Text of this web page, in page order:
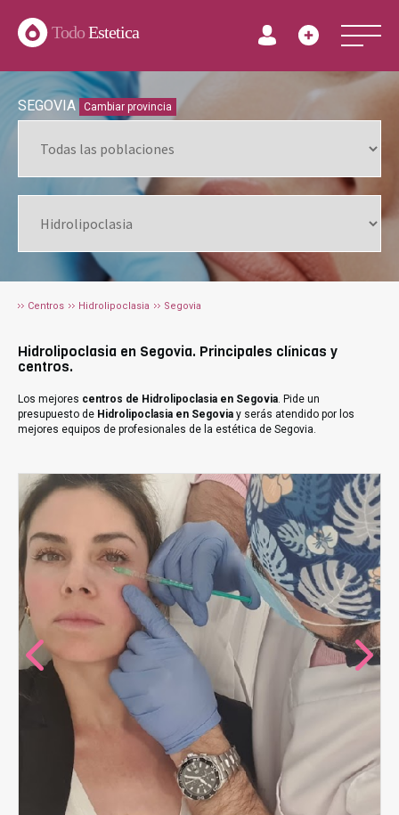
TodoEstetica
SEGOVIA Cambiar provincia
Centros Hidrolipoclasia Segovia
Hidrolipoclasia en Segovia. Principales clínicas y
centros.
Los mejores centros de Hidrolipoclasia en Segovia. Pide un
presupuesto de Hidrolipoclasia en Segovia y serás atendido por los
mejores equipos de profesionales de la estética de Segovia.